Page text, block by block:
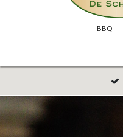
BBQ